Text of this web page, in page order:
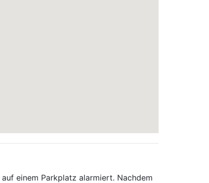
einem Parkplatz alarmiert. Nachdem